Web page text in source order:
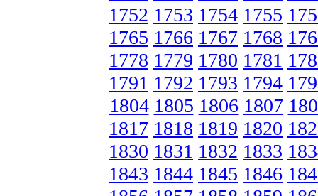
1752 1753 1754 1755
1765 1766 1767 1768
1778 1779 1780 1781
1791 1792 1793 1794
1804 1805 1806 1807
1817 1818 1819 1820
1830 1831 1832 1833
1843 1844 1845 1846